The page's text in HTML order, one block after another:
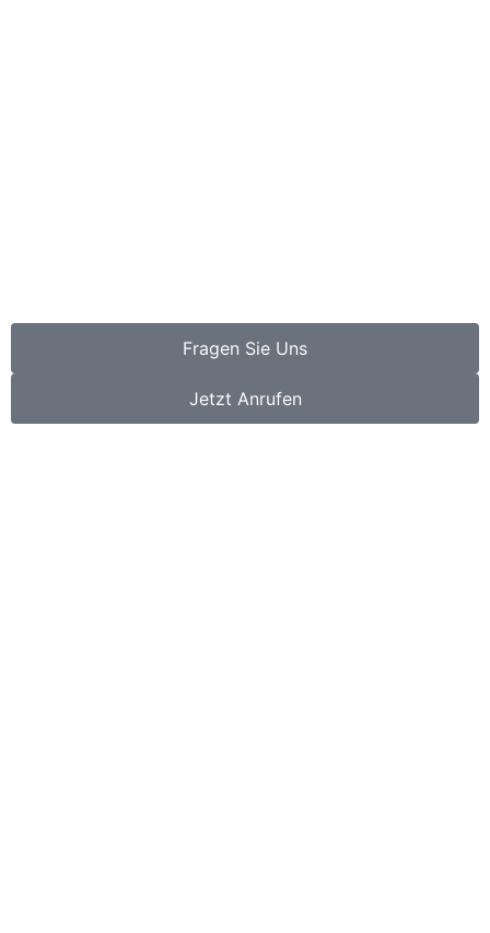
Fragen Sie Uns
Jetzt Anrufen